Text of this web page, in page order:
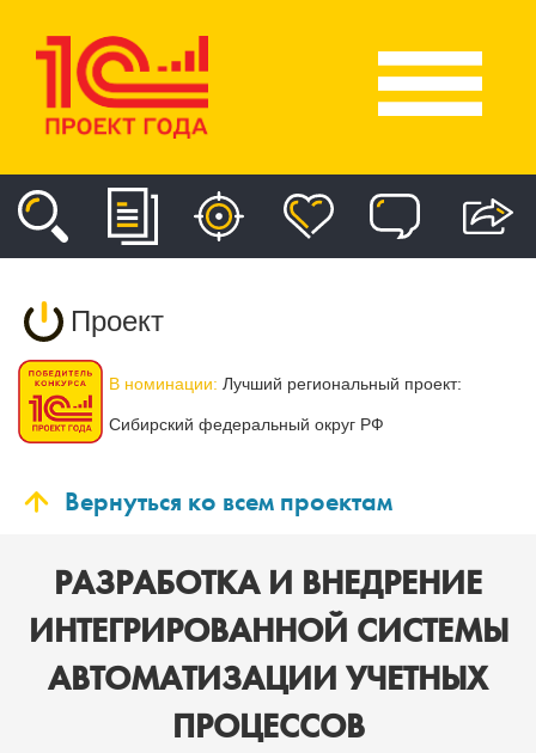
Проект
В номинации: Лучший региональный проект:
Сибирский федеральный округ РФ
Вернуться ко всем проектам
РАЗРАБОТКА И ВНЕДРЕНИЕ
ИНТЕГРИРОВАННОЙ СИСТЕМЫ
АВТОМАТИЗАЦИИ УЧЕТНЫХ
ПРОЦЕССОВ